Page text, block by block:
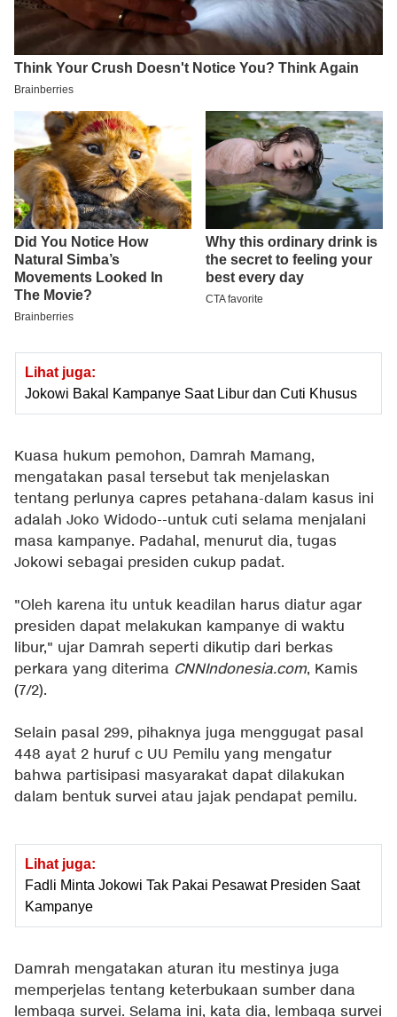
Lihat juga:
Jokowi Bakal Kampanye Saat Libur dan Cuti Khusus
Kuasa hukum pemohon, Damrah Mamang,
mengatakan pasal tersebut tak menjelaskan
tentang perlunya capres petahana-dalam kasus ini
adalah Joko Widodo--untuk cuti selama menjalani
masa kampanye. Padahal, menurut dia, tugas
Jokowi sebagai presiden cukup padat.
"Oleh karena itu untuk keadilan harus diatur agar
presiden dapat melakukan kampanye di waktu
libur," ujar Damrah seperti dikutip dari berkas
perkara yang diterima CNNIndonesia.com, Kamis
(7/2).
Selain pasal 299, pihaknya juga menggugat pasal
448 ayat 2 huruf c UU Pemilu yang mengatur
bahwa partisipasi masyarakat dapat dilakukan
dalam bentuk survei atau jajak pendapat pemilu.
Lihat juga:
Fadli Minta Jokowi Tak Pakai Pesawat Presiden Saat
Kampanye
Damrah mengatakan aturan itu mestinya juga
memperjelas tentang keterbukaan sumber dana
lembaga survei. Selama ini, kata dia, lembaga survei